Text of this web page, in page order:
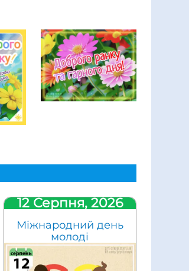
12 Серпня, 2026
Міжнародний день
молоді